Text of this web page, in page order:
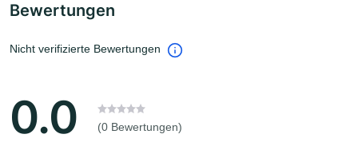
Bewertungen
Nicht verifizierte Bewertungen
0.0 (0 Bewertungen)